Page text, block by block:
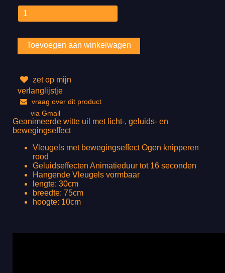
zet op mijn
verlanglijstje
vraag over dit product
via Gmail
Geanimeerde witte uil met licht-, geluids- en
bewegingseffect
Vleugels met bewegingseffect Ogen knipperen
rood
Geluidseffecten Animatieduur tot 16 seconden
Hangende Vleugels vormbaar
lengte: 30cm
breedte: 75cm
hoogte: 10cm